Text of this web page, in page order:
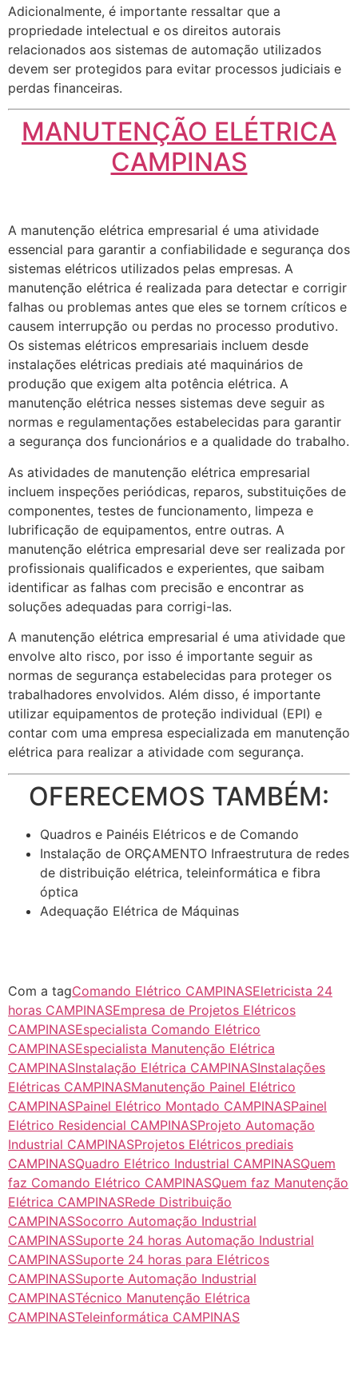
Adicionalmente, é importante ressaltar que a
propriedade intelectual e os direitos autorais
relacionados aos sistemas de automação utilizados
devem ser protegidos para evitar processos judiciais e
perdas financeiras.
MANUTENÇÃO ELÉTRICA
CAMPINAS
A manutenção elétrica empresarial é uma atividade
essencial para garantir a confiabilidade e segurança dos
sistemas elétricos utilizados pelas empresas. A
manutenção elétrica é realizada para detectar e corrigir
falhas ou problemas antes que eles se tornem críticos e
causem interrupção ou perdas no processo produtivo.
Os sistemas elétricos empresariais incluem desde
instalações elétricas prediais até maquinários de
produção que exigem alta potência elétrica. A
manutenção elétrica nesses sistemas deve seguir as
normas e regulamentações estabelecidas para garantir
a segurança dos funcionários e a qualidade do trabalho.
As atividades de manutenção elétrica empresarial
incluem inspeções periódicas, reparos, substituições de
componentes, testes de funcionamento, limpeza e
lubrificação de equipamentos, entre outras. A
manutenção elétrica empresarial deve ser realizada por
profissionais qualificados e experientes, que saibam
identificar as falhas com precisão e encontrar as
soluções adequadas para corrigi-las.
A manutenção elétrica empresarial é uma atividade que
envolve alto risco, por isso é importante seguir as
normas de segurança estabelecidas para proteger os
trabalhadores envolvidos. Além disso, é importante
utilizar equipamentos de proteção individual (EPI) e
contar com uma empresa especializada em manutenção
elétrica para realizar a atividade com segurança.
OFERECEMOS TAMBÉM:
Quadros e Painéis Elétricos e de Comando
Instalação de ORÇAMENTO Infraestrutura de redes
de distribuição elétrica, teleinformática e fibra
óptica
Adequação Elétrica de Máquinas
Com a tagComando Elétrico CAMPINASEletricista 24
horas CAMPINASEmpresa de Projetos Elétricos
CAMPINASEspecialista Comando Elétrico
CAMPINASEspecialista Manutenção Elétrica
CAMPINASInstalação Elétrica CAMPINASInstalações
Elétricas CAMPINASManutenção Painel Elétrico
CAMPINASPainel Elétrico Montado CAMPINASPainel
Elétrico Residencial CAMPINASProjeto Automação
Industrial CAMPINASProjetos Elétricos prediais
CAMPINASQuadro Elétrico Industrial CAMPINASQuem
faz Comando Elétrico CAMPINASQuem faz Manutenção
Elétrica CAMPINASRede Distribuição
CAMPINASSocorro Automação Industrial
CAMPINASSuporte 24 horas Automação Industrial
CAMPINASSuporte 24 horas para Elétricos
CAMPINASSuporte Automação Industrial
CAMPINASTécnico Manutenção Elétrica
CAMPINASTeleinformática CAMPINAS